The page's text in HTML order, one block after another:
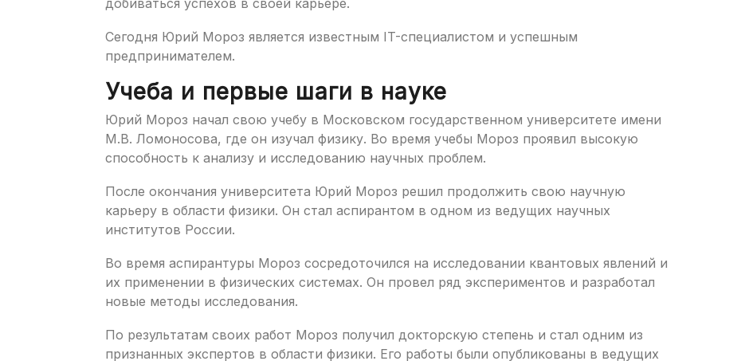
Сегодня Юрий Мороз является известным IT-специалистом и успешным
предпринимателем.
Учеба и первые шаги в науке
Юрий Мороз начал свою учебу в Московском государственном университете имени
М.В. Ломоносова, где он изучал физику. Во время учебы Мороз проявил высокую
способность к анализу и исследованию научных проблем.
После окончания университета Юрий Мороз решил продолжить свою научную
карьеру в области физики. Он стал аспирантом в одном из ведущих научных
институтов России.
Во время аспирантуры Мороз сосредоточился на исследовании квантовых явлений и
их применении в физических системах. Он провел ряд экспериментов и разработал
новые методы исследования.
По результатам своих работ Мороз получил докторскую степень и стал одним из
признанных экспертов в области физики. Его работы были опубликованы в ведущих